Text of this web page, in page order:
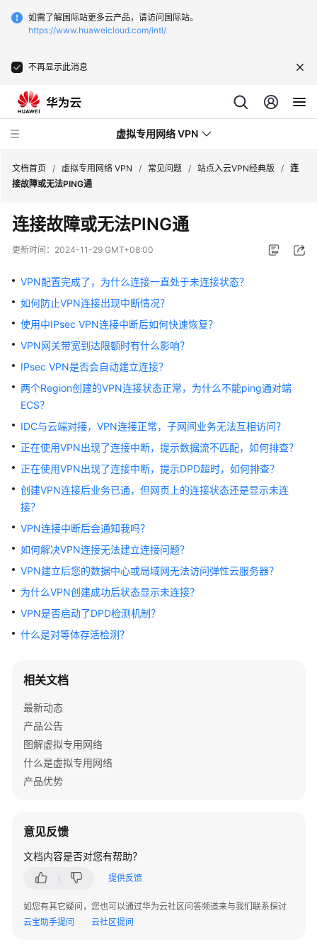
如需了解国际站更多云产品，请访问国际站。
https://www.huaweicloud.com/intl/
不再显示此消息
虚拟专用网络 VPN
最
新
动
务
公
告
产
品
介
计
费
明
快
速
门
用
指
管
理
员
南
最
践
故
除
文档首页 / 虚拟专用网络 VPN / 常见问题 / 站点入云VPN经典版 / 连
接故障或无法PING通
连接故障或无法PING通
更新时间： 2024-11-29 GMT+08:00
VPN配置完成了，为什么连接一直处于未连接状态？
如何防止VPN连接出现中断情况？
使用中IPsec VPN连接中断后如何快速恢复？
VPN网关带宽到达限额时有什么影响？
IPsec VPN是否会自动建立连接？
两个Region创建的VPN连接状态正常，为什么不能ping通对端
ECS？
IDC与云端对接，VPN连接正常，子网间业务无法互相访问？
正在使用VPN出现了连接中断，提示数据流不匹配，如何排查？
正在使用VPN出现了连接中断，提示DPD超时，如何排查？
创建VPN连接后业务已通，但网页上的连接状态还是显示未连
接？
VPN连接中断后会通知我吗？
如何解决VPN连接无法建立连接问题？
VPN建立后您的数据中心或局域网无法访问弹性云服务器？
为什么VPN创建成功后状态显示未连接？
VPN是否启动了DPD检测机制？
什么是对等体存活检测？
相关文档
最新动态
产品公告
图解虚拟专用网络
什么是虚拟专用网络
产品优势
意见反馈
文档内容是否对您有帮助？
提供反馈
如您有其它疑问，您也可以通过华为云社区问答频道来与我们联系探讨
云宝助手提问
云社区提问